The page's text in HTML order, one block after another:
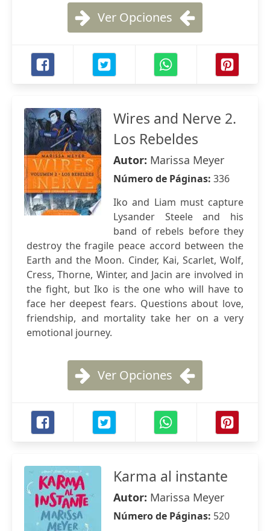
Ver Opciones
Wires and Nerve 2.
Los Rebeldes
Autor: Marissa Meyer
Número de Páginas: 336
Iko and Liam must capture
Lysander Steele and his
band of rebels before they
destroy the fragile peace accord between the
Earth and the Moon. Cinder, Kai, Scarlet, Wolf,
Cress, Thorne, Winter, and Jacin are involved in
the fight, but Iko is the one who will have to
face her deepest fears. Questions about love,
friendship, and mortality take her on a very
emotional journey.
Ver Opciones
Karma al instante
Autor: Marissa Meyer
Número de Páginas: 520